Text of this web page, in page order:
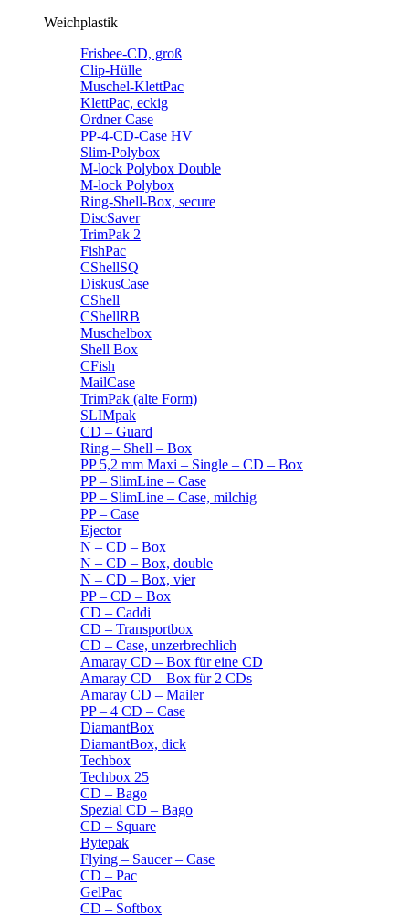
Weichplastik
Frisbee-CD, groß
Clip-Hülle
Muschel-KlettPac
KlettPac, eckig
Ordner Case
PP-4-CD-Case HV
Slim-Polybox
M-lock Polybox Double
M-lock Polybox
Ring-Shell-Box, secure
DiscSaver
TrimPak 2
FishPac
CShellSQ
DiskusCase
CShell
CShellRB
Muschelbox
Shell Box
CFish
MailCase
TrimPak (alte Form)
SLIMpak
CD – Guard
Ring – Shell – Box
PP 5,2 mm Maxi – Single – CD – Box
PP – SlimLine – Case
PP – SlimLine – Case, milchig
PP – Case
Ejector
N – CD – Box
N – CD – Box, double
N – CD – Box, vier
PP – CD – Box
CD – Caddi
CD – Transportbox
CD – Case, unzerbrechlich
Amaray CD – Box für eine CD
Amaray CD – Box für 2 CDs
Amaray CD – Mailer
PP – 4 CD – Case
DiamantBox
DiamantBox, dick
Techbox
Techbox 25
CD – Bago
Spezial CD – Bago
CD – Square
Bytepak
Flying – Saucer – Case
CD – Pac
GelPac
CD – Softbox